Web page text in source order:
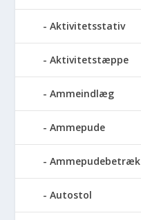
Aktivitetsstativ
Aktivitetstæppe
Ammeindlæg
Ammepude
Ammepudebetræk
Autostol